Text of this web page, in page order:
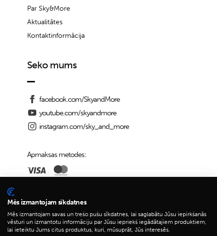
Par Sky&More
Aktualitātes
Kontaktinformācija
Seko mums
facebook.com/SkyandMore
youtube.com/skyandmore
instagram.com/sky_and_more
Apmaksas metodes:
Piegādes iespējas:
Mēs izmantojam sīkdatnes
Mēs izmantojam savas un trešo pušu sīkdatnes, lai saglabātu Jūsu iepirkšanās
vēsturi un izmantotu informāciju par Jūsu iepriekš iegādātajiem produktiem,
lai ieteiktu Jums citus produktus, kuri, mūsuprāt, Jūs interesēs.